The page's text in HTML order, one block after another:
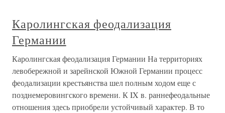
Каролингская феодализация
Германии
Каролингская феодализация Германии На территориях
левобережной и зарейнской Южной Германии процесс
феодализации крестьянства шел полным ходом еще с
позднемеровингского времени. К IX в. раннефеодальные
отношения здесь приобрели устойчивый характер. В то